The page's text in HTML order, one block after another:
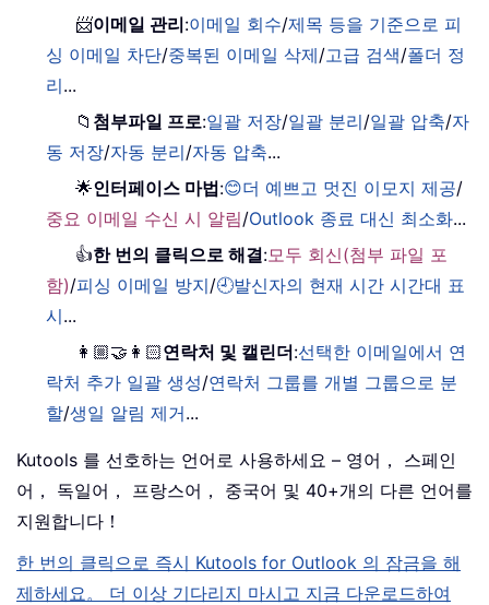
📨이메일 관리:이메일 회수/제목 등을 기준으로 피
싱 이메일 차단/중복된 이메일 삭제/고급 검색/폴더 정
리...
📁 첨부파일 프로:일괄 저장/일괄 분리/일괄 압축/자
동 저장/자동 분리/자동 압축...
🌟인터페이스 마법:😊더 예쁘고 멋진 이모지 제공/
중요 이메일 수신 시 알림/Outlook 종료 대신 최소화...
👍한 번의 클릭으로 해결:모두 회신(첨부 파일 포
함)/피싱 이메일 방지/🕘발신자의 현재 시간 시간대 표
시...
👩🏼‍🤝‍👩🏻연락처 및 캘린더:선택한 이메일에서 연
락처 추가 일괄 생성/연락처 그룹를 개별 그룹으로 분
할/생일 알림 제거...
Kutools 를 선호하는 언어로 사용하세요 – 영어， 스페인
어， 독일어， 프랑스어， 중국어 및 40+개의 다른 언어를
지원합니다！
한 번의 클릭으로 즉시 Kutools for Outlook 의 잠금을 해
제하세요。 더 이상 기다리지 마시고 지금 다운로드하여